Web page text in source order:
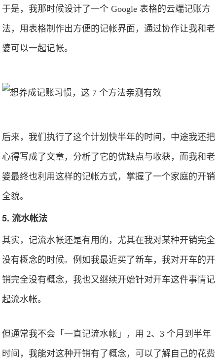
于是，我那时候设计了一个 Google 表格的云端记账方
法，用表格制作出方便的记帐界面，通过协作让我和老
婆可以一起记帐。
后来，我们执行了这个计划快半年的时间，中途我还把
心得写成了文章，分析了它的优缺点与收获，而我和老
婆最终也利用这样的记帐方式，掌握了一个家庭的开销
全貌。
5. 流水帐法
其实，记流水帐还是有用的，尤其在我对某种开销完全
没有概念的时候。例如我最近买了新车，我对开车的开
销完全没有概念，我也又继续开始针对开车这件事情记
起流水帐。
但通常我不会「一直记流水帐」，用 2、3 个月到半年
时间，我能对这种开销有了概念，可以了解自己的花费